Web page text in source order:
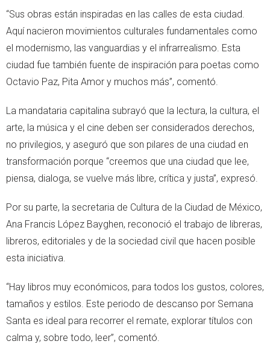
“Sus obras están inspiradas en las calles de esta ciudad.
Aquí nacieron movimientos culturales fundamentales como
el modernismo, las vanguardias y el infrarrealismo. Esta
ciudad fue también fuente de inspiración para poetas como
Octavio Paz, Pita Amor y muchos más”, comentó.
La mandataria capitalina subrayó que la lectura, la cultura, el
arte, la música y el cine deben ser considerados derechos,
no privilegios, y aseguró que son pilares de una ciudad en
transformación porque “creemos que una ciudad que lee,
piensa, dialoga, se vuelve más libre, crítica y justa”, expresó.
Por su parte, la secretaria de Cultura de la Ciudad de México,
Ana Francis López Bayghen, reconoció el trabajo de libreras,
libreros, editoriales y de la sociedad civil que hacen posible
esta iniciativa.
“Hay libros muy económicos, para todos los gustos, colores,
tamaños y estilos. Este periodo de descanso por Semana
Santa es ideal para recorrer el remate, explorar títulos con
calma y, sobre todo, leer”, comentó.